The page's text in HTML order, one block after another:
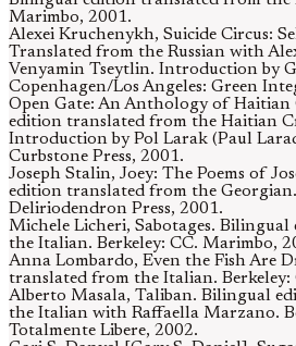
Marimbo, 2001.
Alexei Kruchenykh, Suicide Circus:
Translated from the Russian with
Venyamin Tseytlin. Introduction by
Copenhagen/Los Angeles: Green
Open Gate: An Anthology of Haitian
edition translated from the Haitian
Introduction by Pol Larak (Paul
Curbstone Press, 2001.
Joseph Stalin, Joey: The Poems of
edition translated from the Georgian.
Deliriodendron Press, 2001.
Michele Licheri, Sabotages.
the Italian. Berkeley: CC. Marimbo,
Anna Lombardo, Even the Fish Are
translated from the Italian. Berkeley:
Alberto Masala, Taliban. Bilingual
the Italian with Raffaella Marzano.
Totalmente Libere, 2002.